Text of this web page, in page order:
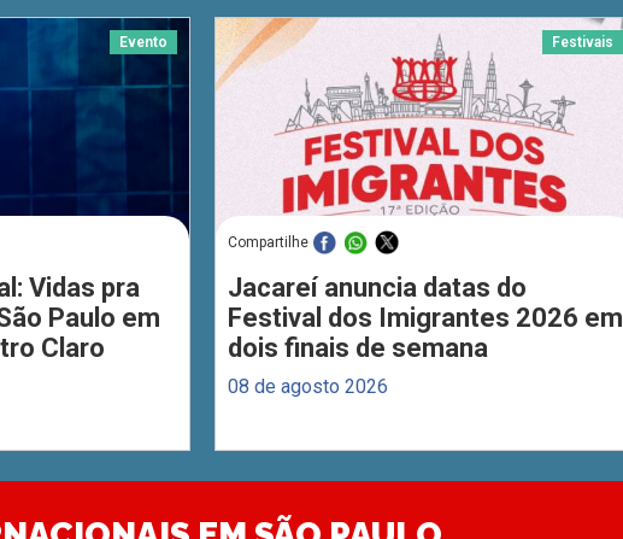
Evento
Vidas pra
Paulo em
Claro
Festivais
Compartilhe
Jacareí anuncia datas do
Festival dos Imigrantes 2026 em
dois finais de semana
08 de agosto 2026